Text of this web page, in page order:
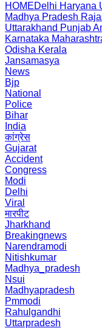
HOMEDelhi Haryana
Madhya Pradesh
Uttarakhand Punjab
Karnataka
Odisha Kerala
Jansamasya
News
Bjp
National
Police
Bihar
India
कांग्रेस
Gujarat
Accident
Congress
Modi
Delhi
Viral
मारपीट
Jharkhand
Breakingnews
Narendramodi
Nitishkumar
Madhya_pradesh
Nsui
Madhyapradesh
Pmmodi
Rahulgandhi
Uttarpradesh